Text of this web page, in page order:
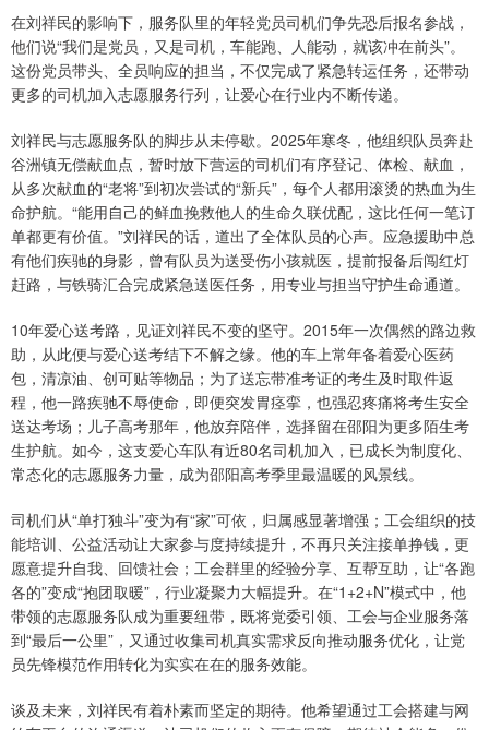
在刘祥民的影响下，服务队里的年轻党员司机们争先恐后报名参战，
他们说“我们是党员，又是司机，车能跑、人能动，就该冲在前头”。
这份党员带头、全员响应的担当，不仅完成了紧急转运任务，还带动
更多的司机加入志愿服务行列，让爱心在行业内不断传递。
刘祥民与志愿服务队的脚步从未停歇。2025年寒冬，他组织队员奔赴
谷洲镇无偿献血点，暂时放下营运的司机们有序登记、体检、献血，
从多次献血的“老将”到初次尝试的“新兵”，每个人都用滚烫的热血为生
命护航。“能用自己的鲜血挽救他人的生命久联优配，这比任何一笔订
单都更有价值。”刘祥民的话，道出了全体队员的心声。应急援助中总
有他们疾驰的身影，曾有队员为送受伤小孩就医，提前报备后闯红灯
赶路，与铁骑汇合完成紧急送医任务，用专业与担当守护生命通道。
10年爱心送考路，见证刘祥民不变的坚守。2015年一次偶然的路边救
助，从此便与爱心送考结下不解之缘。他的车上常年备着爱心医药
包，清凉油、创可贴等物品；为了送忘带准考证的考生及时取件返
程，他一路疾驰不辱使命，即便突发胃痉挛，也强忍疼痛将考生安全
送达考场；儿子高考那年，他放弃陪伴，选择留在邵阳为更多陌生考
生护航。如今，这支爱心车队有近80名司机加入，已成长为制度化、
常态化的志愿服务力量，成为邵阳高考季里最温暖的风景线。
司机们从“单打独斗”变为有“家”可依，归属感显著增强；工会组织的技
能培训、公益活动让大家参与度持续提升，不再只关注接单挣钱，更
愿意提升自我、回馈社会；工会群里的经验分享、互帮互助，让“各跑
各的”变成“抱团取暖”，行业凝聚力大幅提升。在“1+2+N”模式中，他
带领的志愿服务队成为重要纽带，既将党委引领、工会与企业服务落
到“最后一公里”，又通过收集司机真实需求反向推动服务优化，让党
员先锋模范作用转化为实实在在的服务效能。
谈及未来，刘祥民有着朴素而坚定的期待。他希望通过工会搭建与网